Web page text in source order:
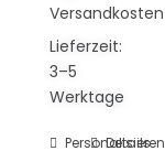
Versandkosten
Lieferzeit:
3–5
Werktage
Personalisieren
Dieses
Details